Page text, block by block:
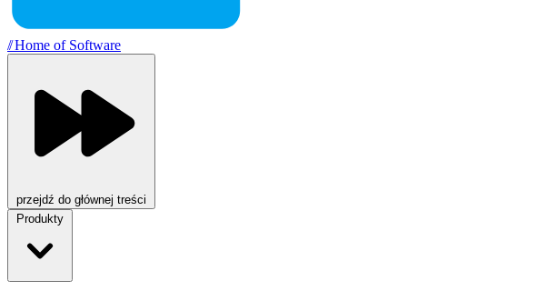
//Home of Software
przejdź do głównej treści
Produkty